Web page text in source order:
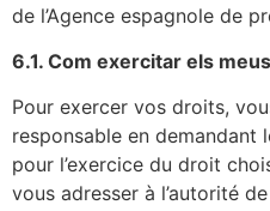
de l’Agence espagnole de
6.1. Com exercitar els
Pour exercer vos droits,
responsable en demandant
pour l’exercice du droit
vous adresser à l’autorité